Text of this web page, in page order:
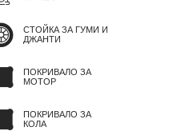
СТОЙКА ЗА ГУМИ И
ДЖАНТИ
ПОКРИВАЛО ЗА
МОТОР
ПОКРИВАЛО ЗА
КОЛА